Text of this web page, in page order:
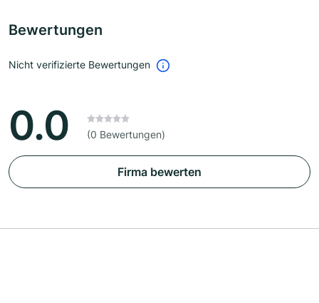
Bewertungen
Nicht verifizierte Bewertungen
0.0 (0 Bewertungen)
Firma bewerten